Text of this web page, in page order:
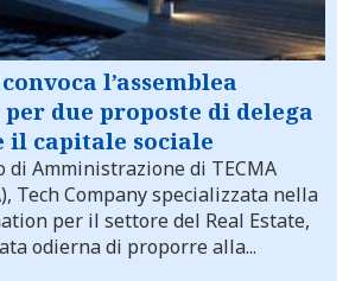
l’assemblea
due proposte di delega
il capitale sociale
di Amministrazione di TECMA
Tech Company specializzata nella
per il settore del Real Estate,
odierna di proporre alla...